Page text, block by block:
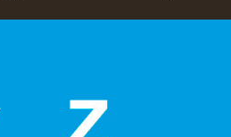
Main